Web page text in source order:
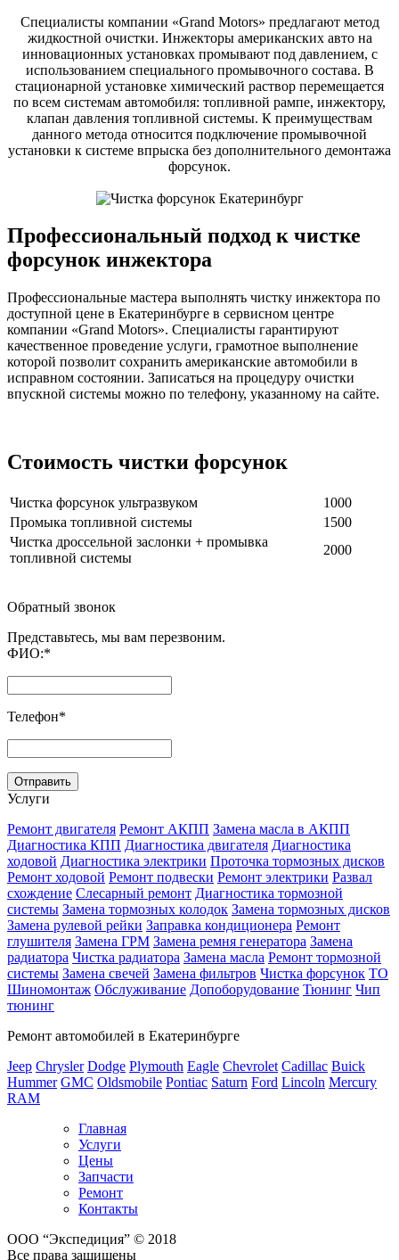
Специалисты компании «Grand Motors» предлагают метод
жидкостной очистки. Инжекторы американских авто на
инновационных установках промывают под давлением, с
использованием специального промывочного состава. В
стационарной установке химический раствор перемещается
по всем системам автомобиля: топливной рампе, инжектору,
клапан давления топливной системы. К преимуществам
данного метода относится подключение промывочной
установки к системе впрыска без дополнительного демонтажа
форсунок.
Профессиональный подход к чистке
форсунок инжектора
Профессиональные мастера выполнять чистку инжектора по
доступной цене в Екатеринбурге в сервисном центре
компании «Grand Motors». Специалисты гарантируют
качественное проведение услуги, грамотное выполнение
которой позволит сохранить американские автомобили в
исправном состоянии. Записаться на процедуру очистки
впускной системы можно по телефону, указанному на сайте.
Стоимость чистки форсунок
Чистка форсунок ультразвуком
1000
Промыка топливной системы
1500
Чистка дроссельной заслонки + промывка
топливной системы
2000
Обратный звонок
Представьтесь, мы вам перезвоним.
ФИО:*
Телефон*
Услуги
Ремонт двигателя Ремонт АКПП Замена масла в АКПП
Диагностика КПП Диагностика двигателя Диагностика
ходовой Диагностика электрики Проточка тормозных дисков
Ремонт ходовой Ремонт подвески Ремонт электрики Развал
схождение Слесарный ремонт Диагностика тормозной
системы Замена тормозных колодок Замена тормозных дисков
Замена рулевой рейки Заправка кондиционера Ремонт
глушителя Замена ГРМ Замена ремня генератора Замена
радиатора Чистка радиатора Замена масла Ремонт тормозной
системы Замена свечей Замена фильтров Чистка форсунок ТО
Шиномонтаж Обслуживание Допоборудование Тюнинг Чип
тюнинг
Ремонт автомобилей в Екатеринбурге
Jeep Chrysler Dodge Plymouth Eagle Chevrolet Cadillac Buick
Hummer GMC Oldsmobile Pontiac Saturn Ford Lincoln Mercury
RAM
Главная
Услуги
Цены
Запчасти
Ремонт
Контакты
ООО “Экспедиция” © 2018
Все права защищены